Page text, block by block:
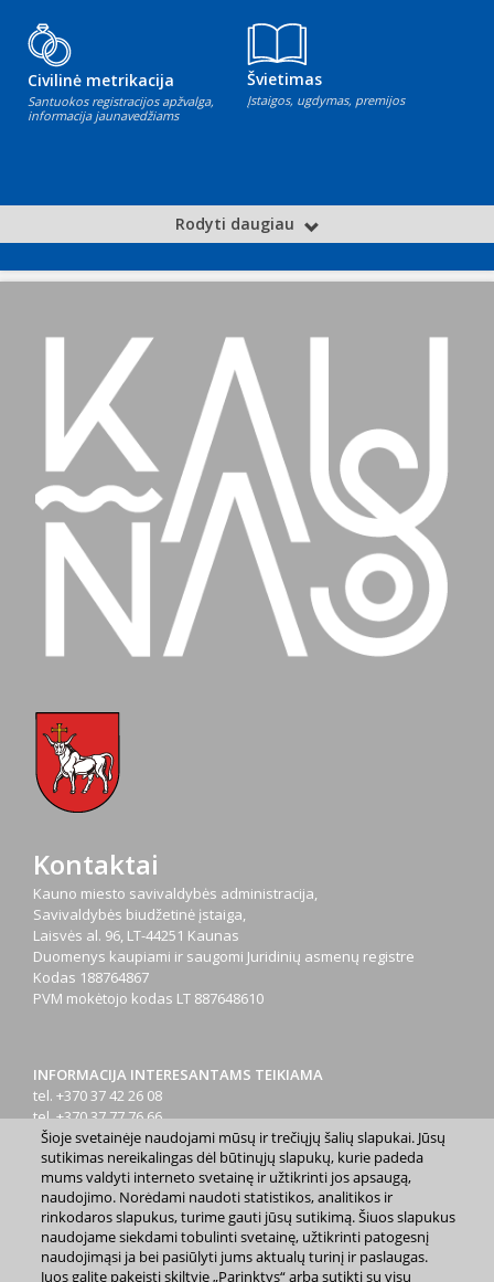
Civilinė metrikacija
Santuokos registracijos apžvalga,
informacija jaunavedžiams
Švietimas
Įstaigos, ugdymas, premijos
Rodyti daugiau
Kontaktai
Kauno miesto savivaldybės administracija,
Savivaldybės biudžetinė įstaiga,
Laisvės al. 96, LT-44251 Kaunas
Duomenys kaupiami ir saugomi Juridinių asmenų registre
Kodas 188764867
PVM mokėtojo kodas LT 887648610
INFORMACIJA INTERESANTAMS TEIKIAMA
tel. +370 37 42 26 08
tel. +370 37 77 76 66
tel. +370 660 07000
el. p.info@kaunas.lt
Šioje svetainėje naudojami mūsų ir trečiųjų šalių slapukai. Jūsų
sutikimas nereikalingas dėl būtinųjų slapukų, kurie padeda
mums valdyti interneto svetainę ir užtikrinti jos apsaugą,
naudojimo. Norėdami naudoti statistikos, analitikos ir
rinkodaros slapukus, turime gauti jūsų sutikimą. Šiuos slapukus
naudojame siekdami tobulinti svetainę, užtikrinti patogesnį
naudojimąsi ja bei pasiūlyti jums aktualų turinį ir paslaugas.
Juos galite pakeisti skiltyje „Parinktys“ arba sutikti su visų